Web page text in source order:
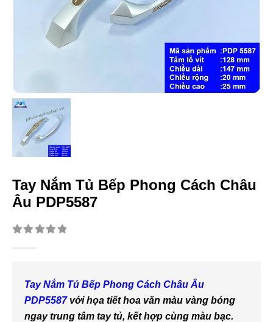
Tay Nắm Tủ Bếp Phong Cách Châu
Âu PDP5587
Tay Nắm Tủ Bếp Phong Cách Châu Âu
PDP5587với họa tiết hoa văn màu vàng bóng
ngay trung tâm tay tủ, kết hợp cùng màu bạc.